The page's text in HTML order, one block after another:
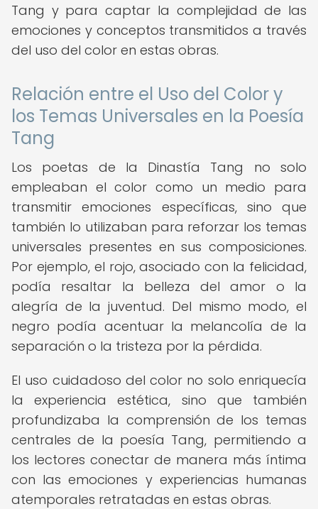
Tang y para captar la complejidad de las
emociones y conceptos transmitidos a través
del uso del color en estas obras.
Relación entre el Uso del Color y
los Temas Universales en la Poesía
Tang
Los poetas de la Dinastía Tang no solo
empleaban el color como un medio para
transmitir emociones específicas, sino que
también lo utilizaban para reforzar los temas
universales presentes en sus composiciones.
Por ejemplo, el rojo, asociado con la felicidad,
podía resaltar la belleza del amor o la
alegría de la juventud. Del mismo modo, el
negro podía acentuar la melancolía de la
separación o la tristeza por la pérdida.
El uso cuidadoso del color no solo enriquecía
la experiencia estética, sino que también
profundizaba la comprensión de los temas
centrales de la poesía Tang, permitiendo a
los lectores conectar de manera más íntima
con las emociones y experiencias humanas
atemporales retratadas en estas obras.